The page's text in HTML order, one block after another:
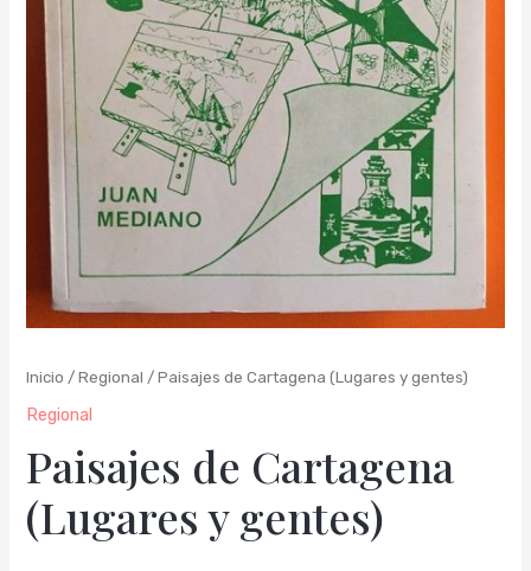
Inicio /Regional / Paisajes de Cartagena (Lugares y gentes)
Regional
Paisajes de Cartagena
(Lugares y gentes)